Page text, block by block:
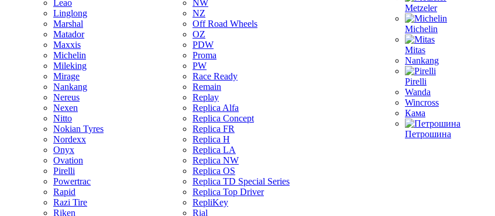
Leao
Linglong
Marshal
Matador
Maxxis
Michelin
Mileking
Mirage
Nankang
Nereus
Nexen
Nitto
Nokian Tyres
Nordexx
Onyx
Ovation
Pirelli
Powertrac
Rapid
Razi Tire
Riken
NW
NZ
Off Road Wheels
OZ
PDW
Proma
PW
Race Ready
Remain
Replay
Replica Alfa
Replica Concept
Replica FR
Replica H
Replica LA
Replica NW
Replica OS
Replica TD Special Series
Replica Top Driver
RepliKey
Rial
Metzeler
Michelin
Mitas
Nankang
Pirelli
Wanda
Wincross
Кама
Петрошина